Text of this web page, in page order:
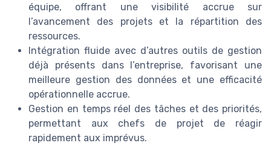
équipe, offrant une visibilité accrue sur
l’avancement des projets et la répartition des
ressources.
Intégration fluide avec d’autres outils de gestion
déjà présents dans l’entreprise, favorisant une
meilleure gestion des données et une efficacité
opérationnelle accrue.
Gestion en temps réel des tâches et des priorités,
permettant aux chefs de projet de réagir
rapidement aux imprévus.